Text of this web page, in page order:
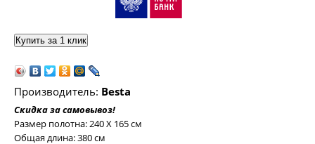
Производитель: Besta
Скидка за самовывоз!
Размер полотна: 240 Х 165 см
Общая длина: 380 см